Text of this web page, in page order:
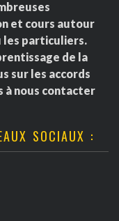
et cours autour
les particuliers.
de la
sur les accords
à nous contacter
SOCIAUX :